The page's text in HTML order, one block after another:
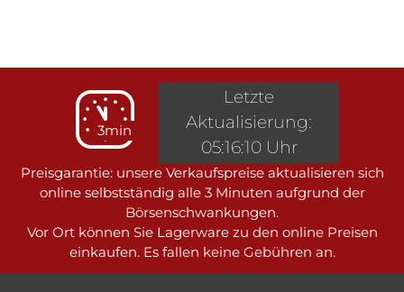
3min
Preisgarantie: unsere Verkaufspreise aktualisieren sich
online selbstständig alle 3 Minuten aufgrund der
Börsenschwankungen.
Vor Ort können Sie Lagerware zu den online Preisen
einkaufen. Es fallen keine Gebühren an.
Letzte
Aktualisierung:
05:16:10 Uhr